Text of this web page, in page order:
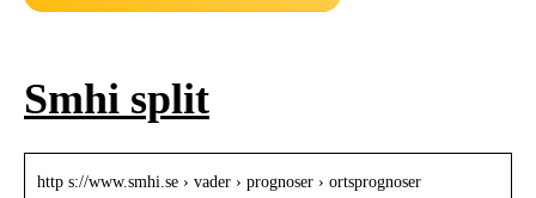
Smhi split
http s://www.smhi.se › vader › prognoser › ortsprognoser